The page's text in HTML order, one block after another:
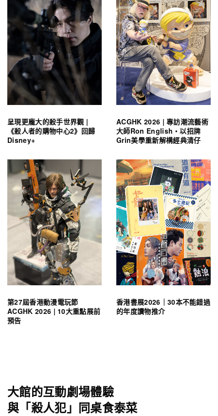
呈現更龐大的殺手世界觀 |
《殺人者的購物中心2》回歸
Disney+
ACGHK 2026 | 專訪潮流藝術
大師Ron English・以招牌
Grin美學重新解構經典清仔
第27屆香港動漫電玩節
ACGHK 2026 | 10大重點展前
預告
香港書展2026｜30本不能錯過
的年度讀物推介
大館的互動劇場體驗
與「殺人犯」同桌食泰菜